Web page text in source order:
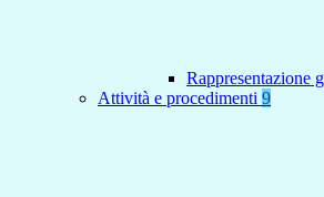
Rappresentazione
Attività e procedimenti 9